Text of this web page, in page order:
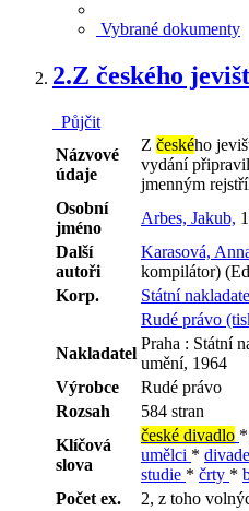
Vybrané dokumenty
2.Z českého
Půjčit
Názvové
údaje
Z českého
vydání
jmenným
Osobní
jméno
Arbes, Jakub,
Další
autoři
Karasová,
kompilátor)
Korp.
Státní
Rudé právo
Nakladatel
Praha : Státní
umění, 1964
Výrobce
Rudé právo
Rozsah
584 stran
Klíčová
slova
české divadlo *
umělci *
studie * črty *
Počet ex.
2, z toho